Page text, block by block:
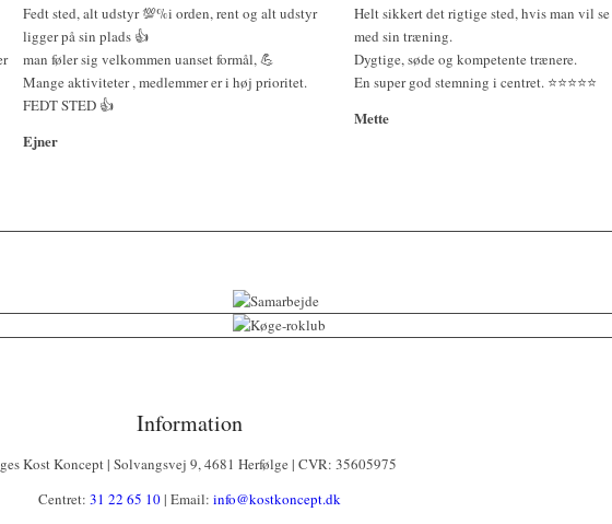
Fedt sted, alt udstyr 💯%i orden, rent og alt udstyr
ligger på sin plads 👍
man føler sig velkommen uanset formål, 💪
Mange aktiviteter , medlemmer er i høj prioritet.
FEDT STED 👍
Ejner
Helt sikkert det rigtige sted, hvis man vil
med sin træning.
Dygtige, søde og kompetente trænere.
En super god stemning i centret. ⭐️⭐️⭐️⭐️⭐️
Mette
Information
Kost Koncept | Solvangsvej 9, 4681 Herfølge | CVR: 35605975
Centret: 31 22 65 10| Email: info@kostkoncept.dk